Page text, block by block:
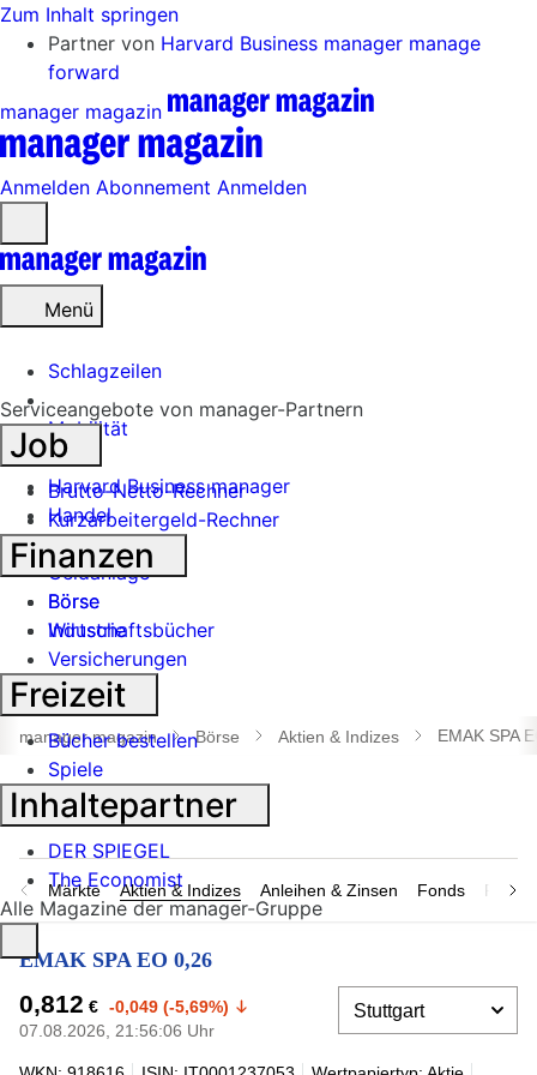
Zum Inhalt springen
Partner von Harvard Business manager manage
forward
manager magazin
Anmelden Abonnement Anmelden
öffnen
Menü
Schlagzeilen
Mobilität
Tech
Harvard Business manager
Handel
Banken
Geldanlage
Börse
Industrie
Suche
öffnen
manager magazin Börse Aktien & Indizes EMAK SPA
Märkte Aktien & Indizes Anleihen & Zinsen Fonds
EMAK SPA EO 0,26
0,812 € -0,049 (-5,69%)
07.08.2026, 21:56:06 Uhr
Serviceangebote von manager-Partnern
Job
Brutto-Netto-Rechner
Kurzarbeitergeld-Rechner
Finanzen
Börse
Wirtschaftsbücher
Versicherungen
Freizeit
Bücher bestellen
Spiele
Inhaltepartner
DER SPIEGEL
The Economist
Alle Magazine der manager-Gruppe